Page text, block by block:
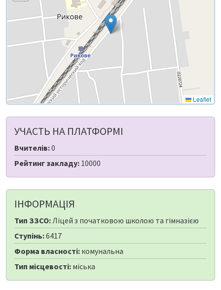
Leaflet
УЧАСТЬ НА ПЛАТФОРМІ
Вчителів:0
Рейтинг закладу: 10000
ІНФОРМАЦІЯ
Тип ЗЗСО:Ліцей з початковою школою та гімназією
Ступінь:6417
Форма власності: комунальна
Тип місцевості: міська